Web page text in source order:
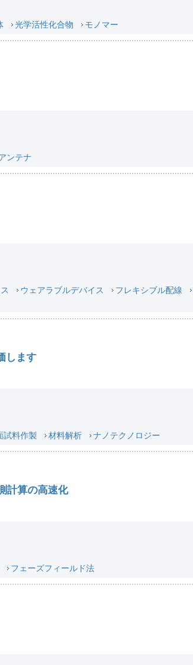
光学活性化合物 モノマー
ンテナ
ウェアラブルデバイス フレキシブル配線
します
試料作製 材料解析 ナノテクノロジー
計算の高速化
フェーズフィールド法